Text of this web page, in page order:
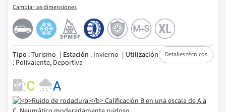
Cambiar las dimensiones
Detalles técnicos
Tipo : Turismo Estación : Invierno
Utilización
: Polivalente, Deportiva